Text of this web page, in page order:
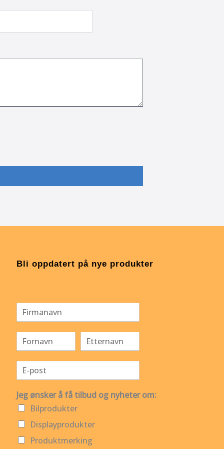
Bli oppdatert på nye produkter
Jeg ønsker å få tilbud og nyheter om:
Bilprodukter
Displayprodukter
Produktmerking